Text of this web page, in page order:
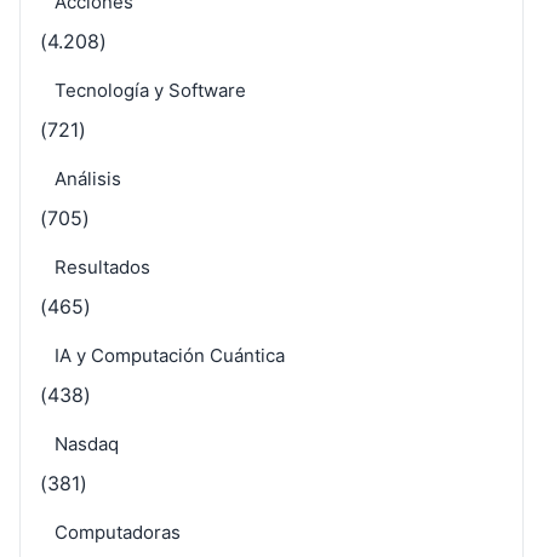
(4.208)
Tecnología y Software
(721)
Análisis
(705)
Resultados
(465)
IA y Computación Cuántica
(438)
Nasdaq
(381)
Computadoras